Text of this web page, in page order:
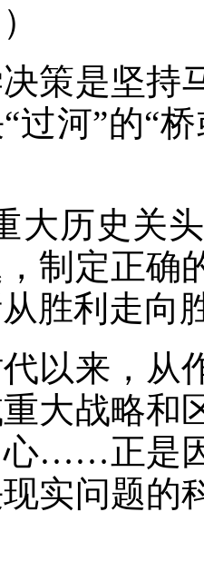
是坚持马
过河”的“
历史关头
制定正确
胜利走向
来，从作
大战略和
……正是
实问题的